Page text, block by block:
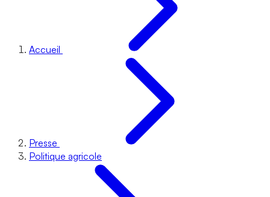
Accueil
Presse
Politique agricole